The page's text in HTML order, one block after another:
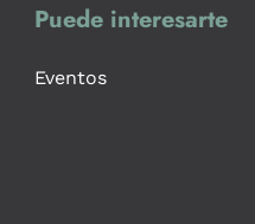
Puede interesarte
Eventos